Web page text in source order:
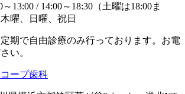
～13:00 / 14:00～18:30（土曜は18:00ま
曜、日曜、祝日
期で自由診療のみ行っております。お電
い。